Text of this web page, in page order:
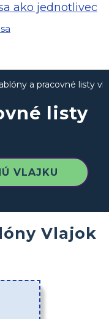
ako jednotlivec
a pracovné listy
listy
VLAJKU
Vlajok